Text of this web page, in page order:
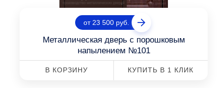
от 23 500 руб.
Металлическая дверь с порошковым
напылением №101
В КОРЗИНУ КУПИТЬ В 1 КЛИК